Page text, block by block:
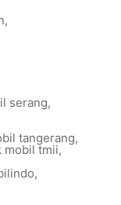
,
serang,
tangerang,
mobil tmii,
,